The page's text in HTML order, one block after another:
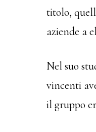
titolo,
aziende a
Nel suo
vincenti
il gruppo